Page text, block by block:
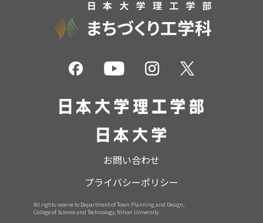
お問い合わせ
プライバシーポリシー
All rights reserve to Department of Town Planning and Design,
College of Science and Technology, Nihon University